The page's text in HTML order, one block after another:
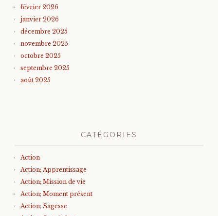
février 2026
janvier 2026
décembre 2025
novembre 2025
octobre 2025
septembre 2025
août 2025
CATÉGORIES
Action
Action; Apprentissage
Action; Mission de vie
Action; Moment présent
Action; Sagesse